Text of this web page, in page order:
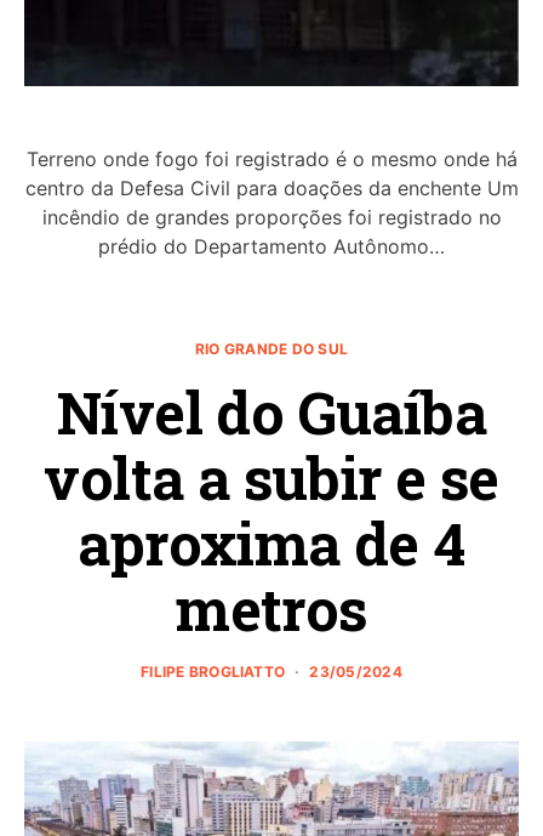
Terreno onde fogo foi registrado é o mesmo onde há
centro da Defesa Civil para doações da enchente Um
incêndio de grandes proporções foi registrado no
prédio do Departamento Autônomo…
RIO GRANDE DO SUL
Nível do Guaíba
volta a subir e se
aproxima de 4
metros
FILIPE BROGLIATTO 23/05/2024